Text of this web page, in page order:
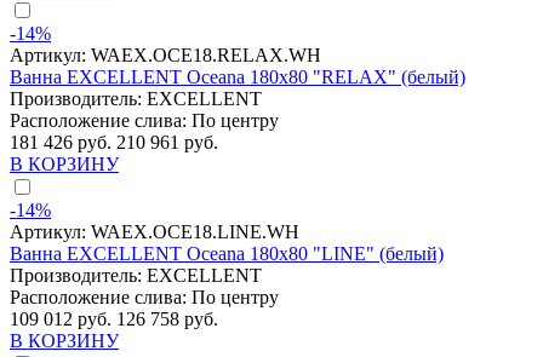
-14%
Артикул: WAEX.OCE18.RELAX.WH
Ванна EXCELLENT Oceana 180x80 "RELAX" (белый)
Производитель: EXCELLENT
Расположение слива: По центру
181 426 руб. 210 961 руб.
В КОРЗИНУ
-14%
Артикул: WAEX.OCE18.LINE.WH
Ванна EXCELLENT Oceana 180x80 "LINE" (белый)
Производитель: EXCELLENT
Расположение слива: По центру
109 012 руб. 126 758 руб.
В КОРЗИНУ